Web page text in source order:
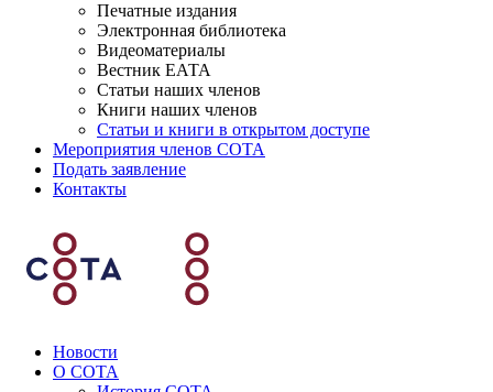
Печатные издания
Электронная библиотека
Видеоматериалы
Вестник ЕАТА
Статьи наших членов
Книги наших членов
Статьи и книги в открытом доступе
Мероприятия членов СОТА
Подать заявление
Контакты
Новости
О СОТА